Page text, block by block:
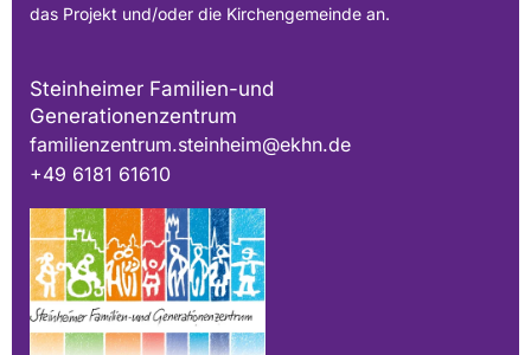
das Projekt und/oder die Kirchengemeinde an.
Steinheimer Familien-und
Generationenzentrum
familienzentrum.steinheim@ekhn.de
+49 6181 61610